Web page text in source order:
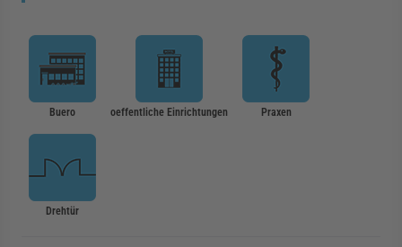
Buero oeffentliche Einrichtungen Praxen
Drehtür